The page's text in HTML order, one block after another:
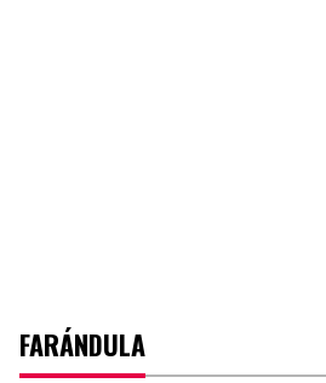
FARÁNDULA